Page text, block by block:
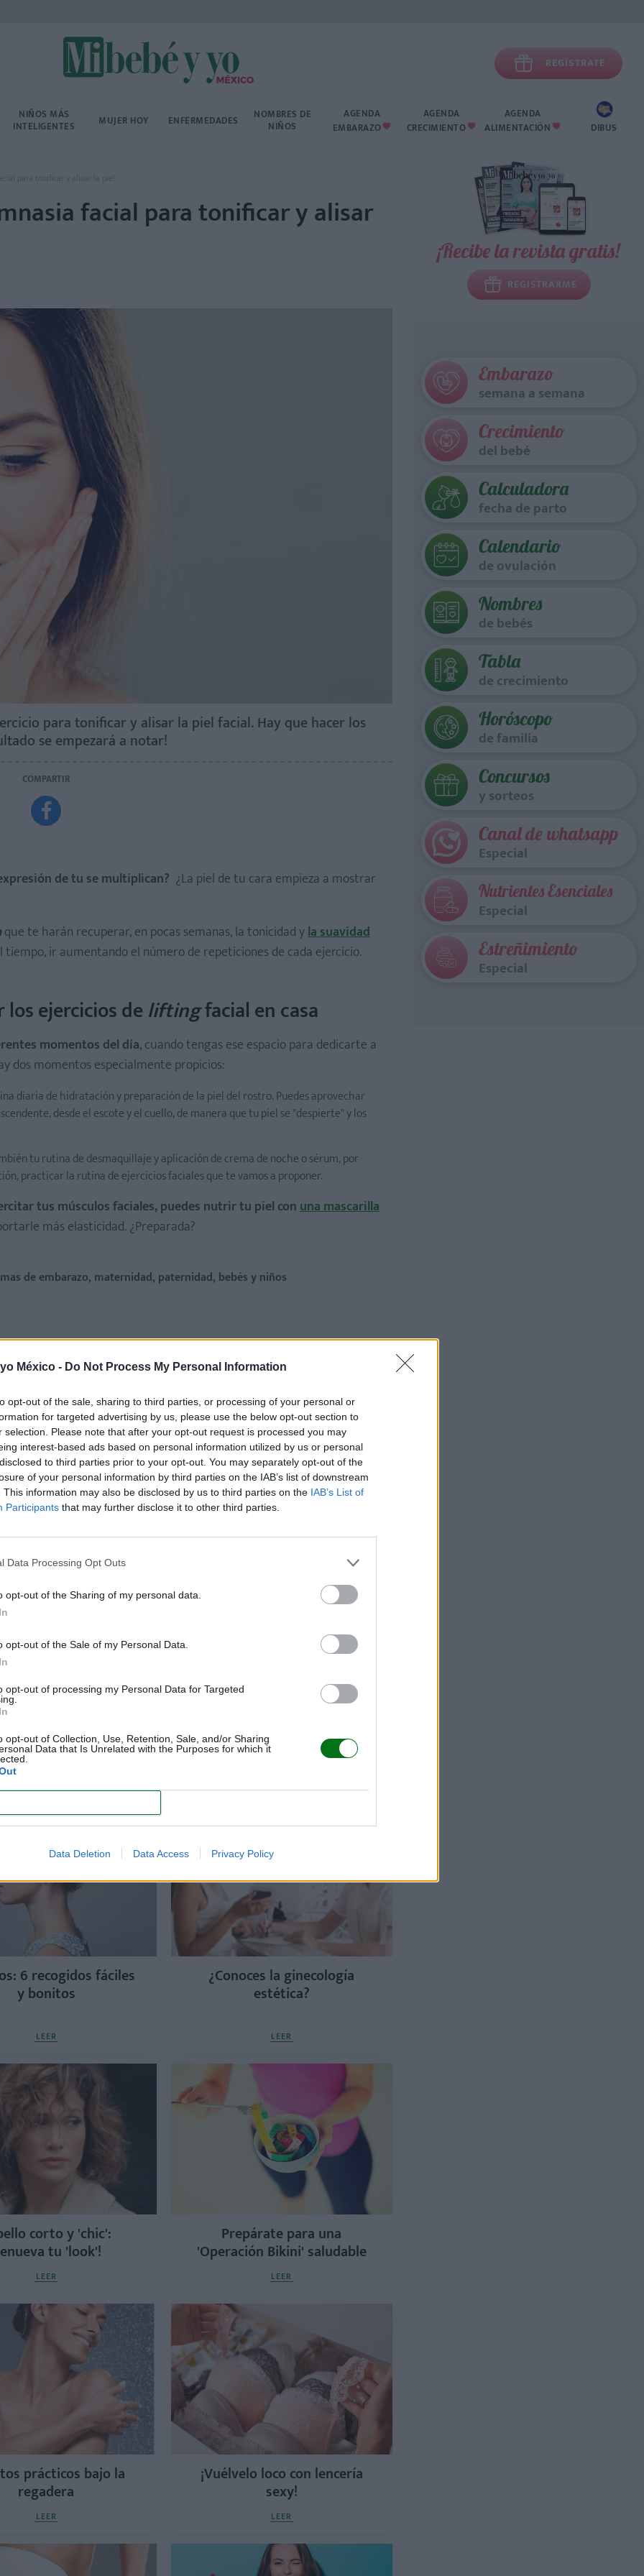
México - Do Not Process My Personal Information
opt-out of the sale, sharing to third parties, or processing of your personal or
for targeted advertising by us, please use the below opt-out section to
selection. Please note that after your opt-out request is processed you may
interest-based ads based on personal information utilized by us or personal
to third parties prior to your opt-out. You may separately opt-out of the
of your personal information by third parties on the IAB’s list of downstream
This information may also be disclosed by us to third parties on the IAB’s List of
Participants that may further disclose it to other third parties.
Data Processing Opt Outs
opt-out of the Sharing of my personal data.
opt-out of the Sale of my Personal Data.
opt-out of processing my Personal Data for Targeted
opt-out of Collection, Use, Retention, Sale, and/or Sharing
Data that Is Unrelated with the Purposes for which it
Data Deletion Data Access Privacy Policy
 REGÍSTRATE
NIÑOS MÁS
INTELIGENTES MUJER HOY ENFERMEDADES NOMBRES DE
NIÑOS
AGENDA
EMBARAZO 
AGENDA
CRECIMIENTO 
AGENDA
ALIMENTACIÓN  DIBUS
para tonificar y alisar la piel
facial para tonificar y alisar
para tonificar y alisar la piel facial. Hay que hacer los
se empezará a notar!
COMPARTIR

de tu se multiplican? ¿La piel de tu cara empieza a mostrar
que te harán recuperar, en pocas semanas, la tonicidad yla suavidad
tiempo, ir aumentando el número de repeticiones de cada ejercicio.
ejercicios deliftingfacial en casa
momentos del día, cuando tengas ese espacio para dedicarte a
dos momentos especialmente propicios:
diaria de hidratación y preparación de la piel del rostro. Puedes aprovechar
desde el escote y el cuello, de manera que tu piel se "despierte" y los
tu rutina de desmaquillaje y aplicación de crema de noche o sérum, por
practicar la rutina de ejercicios faciales que te vamos a proponer.
tus músculos faciales, puedes nutrir tu piel conuna mascarilla
más elasticidad. ¿Preparada?
de embarazo, maternidad, paternidad, bebés y niños
el cuello
sin cirugía ojeras en mujeres: causas,
remedios y trucos
6 recogidos fáciles
y bonitos
LEER
¿Conoces la ginecología
estética?
LEER
corto y 'chic':
tu 'look'!
LEER
Prepárate para una
'Operación Bikini' saludable
LEER
prácticos bajo la
regadera
LEER
¡Vuélvelo loco con lencería
sexy!
LEER
¡Recibe la revista gratis!
REGISTRARME
Embarazo
semana a semana
Crecimiento
del bebé
Calculadora
fecha de parto
Calendario
de ovulación
Nombres
de bebés
Tabla
de crecimiento
Horóscopo
de familia
Concursos
y sorteos
Canal de whatsapp
Especial
Nutrientes Esenciales
Especial
Estreñimiento
Especial